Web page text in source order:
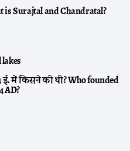
is Surajtal and Chandratal?
ई. में किसने की थी? Who founded
AD?